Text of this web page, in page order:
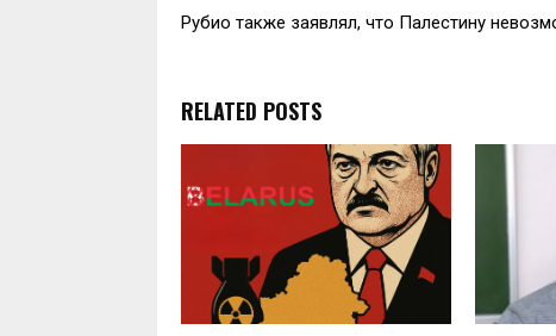
Рубио также заявлял, что Палестину
RELATED POSTS